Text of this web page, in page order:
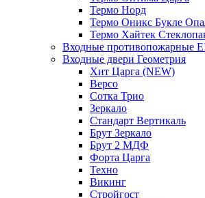
Термо Норд
Термо Оникс Букле
Термо Хайтек
Входные противопожарные
Входные двери Геометрия
Хит Царга (NEW)
Версо
Сотка Трио
Зеркало
Стандарт Вертикаль
Брут Зеркало
Брут 2 МДФ
Форта Царга
Техно
Викинг
Стройгост